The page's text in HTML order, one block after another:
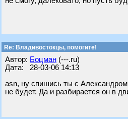
Re: Владивостокцы, помогите!
Автор: Бoцман (---.ru)
Дата: 28-03-06 14:13
asn, ну спишись ты с
не будет. Да и разбирается он в